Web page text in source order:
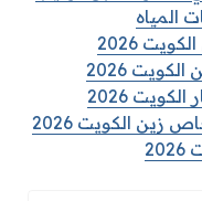
المياه
2026
2026
الكويت 2026